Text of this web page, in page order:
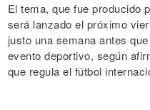
El tema, que fue producido
será lanzado el próximo
justo una semana antes
evento deportivo, según
que regula el fútbol